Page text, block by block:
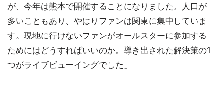
が、今年は熊本で開催することになりました。人口が
多いこともあり、やはりファンは関東に集中していま
す。現地に行けないファンがオールスターに参加する
ためにはどうすればいいのか。導き出された解決策の1
つがライブビューイングでした」